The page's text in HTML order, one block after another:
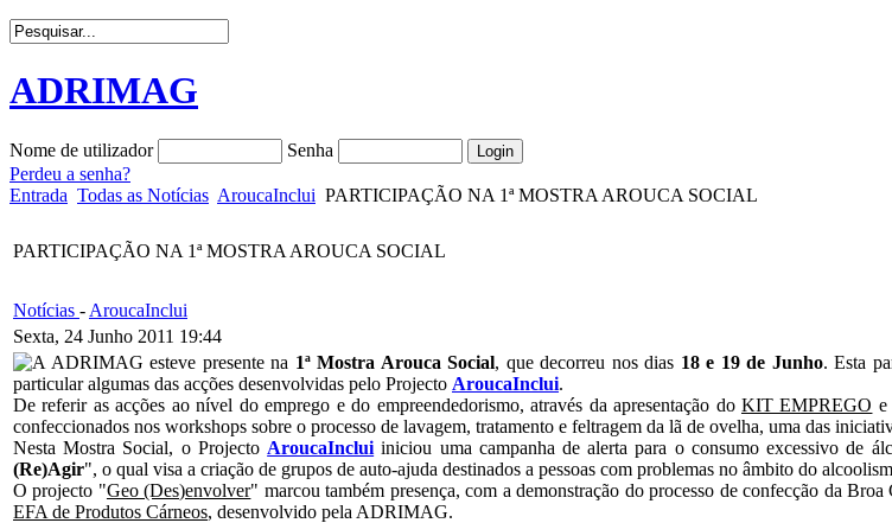
ADRIMAG
Nome de utilizador
Senha
Perdeu a senha?
Entrada Todas as Notícias AroucaInclui PARTICIPAÇÃO NA 1ª MOSTRA AROUCA SOCIAL
PARTICIPAÇÃO NA 1ª MOSTRA AROUCA SOCIAL
Notícias - AroucaInclui
Sexta, 24 Junho 2011 19:44
A ADRIMAG esteve presente na 1ª Mostra Arouca Social, que decorreu nos dias 18 e 19 de Junho. Esta
particular algumas das acções desenvolvidas pelo Projecto AroucaInclui.
De referir as acções ao nível do emprego e do empreendedorismo, através da apresentação do KIT EMPREGO e
confeccionados nos workshops sobre o processo de lavagem, tratamento e feltragem da lã de ovelha, uma das
Nesta Mostra Social, o Projecto AroucaInclui iniciou uma campanha de alerta para o consumo excessivo de
(Re)Agir", o qual visa a criação de grupos de auto-ajuda destinados a pessoas com problemas no âmbito do
O projecto "Geo (Des)envolver" marcou também presença, com a demonstração do processo de confecção da
EFA de Produtos Cárneos, desenvolvido pela ADRIMAG.